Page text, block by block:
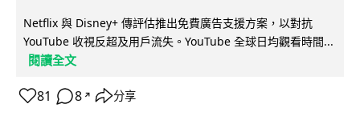
Netflix 與 Disney+ 傳評估推出免費廣告支援方案，以對抗
YouTube 收視反超及用戶流失。YouTube 全球日均觀看時間...
閱讀全文
81 8 ↗ 分享